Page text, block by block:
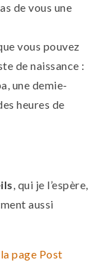
de vous une
vous pouvez
de naissance :
une demie-
heures de
, qui je l’espère,
aussi
la page Post